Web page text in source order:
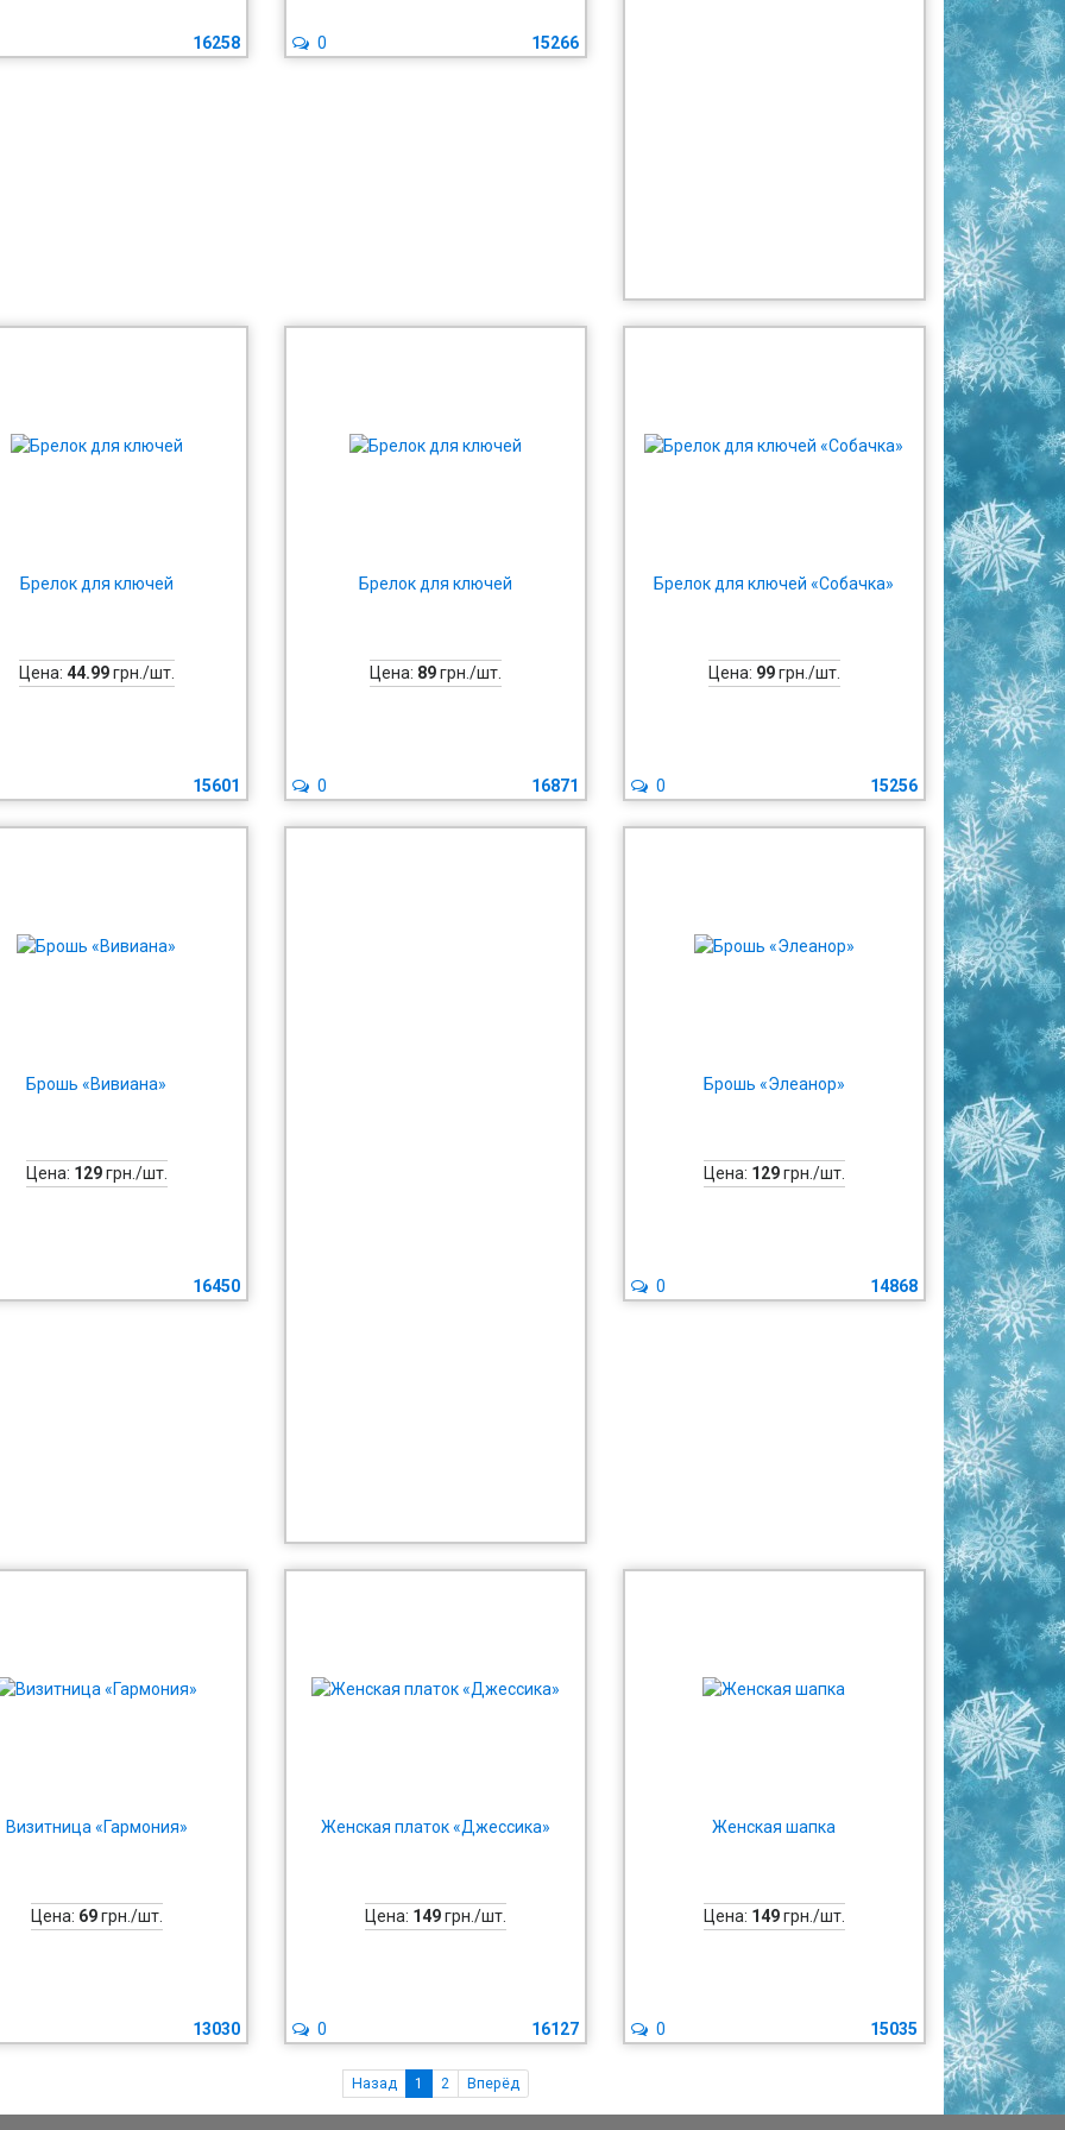
16258 15266
0
Брелок для ключей
Цена: 44.99грн./шт.
15601
Брелок для ключей
Цена: 89грн./шт.
16871
0
Брелок для ключей «Собачка»
Цена: 99грн./шт.
15256
0
Брошь «Вивиана»
Цена: 129грн./шт.
16450
Брошь «Элеанор»
Цена: 129грн./шт.
14868
0
Визитница «Гармония»
Цена: 69грн./шт.
13030
Женская платок «Джессика»
Цена: 149грн./шт.
16127
0
Женская шапка
Цена: 149грн./шт.
15035
0
Назад 1 2 Вперёд